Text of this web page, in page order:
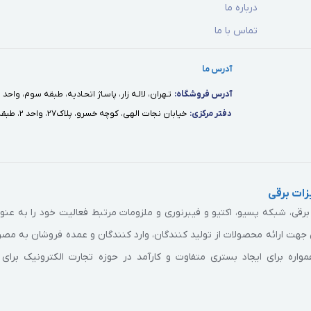
وزن بیشتر
همزمان با افزایش کیفیت و استحکام قطعات
سیستم هوشمند به منظور سهولت در تعمیر و تعویض فن و سیستم
درباره ما
تماس با ما
آدرس ما
آدرس فروشگاه: تـهران، لالـه زار، پاسـاژ اتحـاديه، طبقه سوم، واحد ١٢
دفتر مركزى: خيابان نجات الهى، كوچه خسرو، پلاك٢٧، واحد ٢، طبقه اول
برقی
شبکه پسیو، اکتیو و فیبرنوری و ملزومات مرتبط فعالیت خود را به
ارائه محصولات از تولید کنندگان، وارد کنندگان و عمده فروشان به
برای ایجاد بستری متفاوت و کارآمد در حوزه تجارت الکترونیک برای